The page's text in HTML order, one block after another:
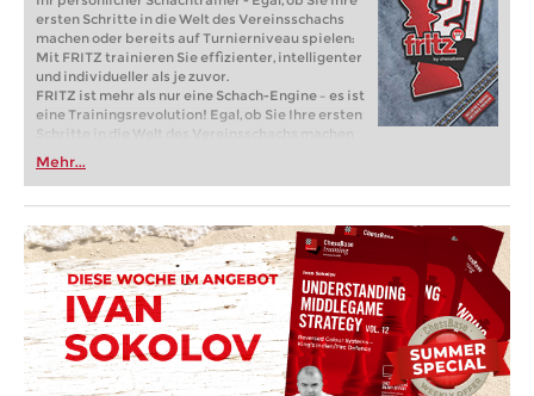
ersten Schritte in die Welt des Vereinsschachs
machen oder bereits auf Turnierniveau spielen:
Mit FRITZ trainieren Sie effizienter, intelligenter
und individueller als je zuvor.
FRITZ ist mehr als nur eine Schach-Engine – es ist
eine Trainingsrevolution! Egal, ob Sie Ihre ersten
Schritte in die Welt des Vereinsschachs machen
oder bereits auf Turnierniveau spielen: Mit
FRITZ trainieren Sie effizienter, intelligenter und
individueller als je zuvor.
Mehr...